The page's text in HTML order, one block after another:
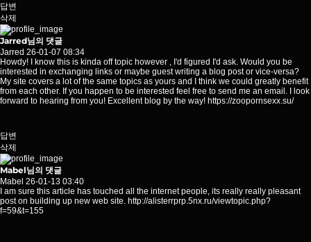
답변
삭제
Jarred님의 댓글
Jarred 26-01-07 08:34
Howdy! I know this is kinda off topic however , I'd figured I'd ask. Would you be
interested in exchanging links or maybe guest writing a blog post or vice-versa?
My site covers a lot of the same topics as yours and I think we could greatly benefit
from each other. If you happen to be interested feel free to send me an email. I look
forward to hearing from you! Excellent blog by the way! https://zoopornsexx.su/
답변
삭제
Mabel님의 댓글
Mabel 26-01-13 03:40
I am sure this article has touched all the internet people, its really really pleasant
post on building up new web site. http://alisterrprp.5nx.ru/viewtopic.php?
f=59&t=155